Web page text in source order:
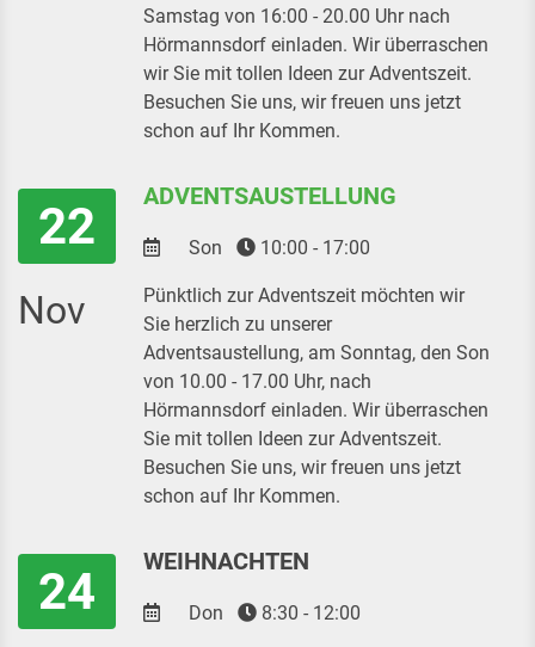
Samstag von 16:00 - 20.00 Uhr nach
Hörmannsdorf einladen. Wir überraschen
wir Sie mit tollen Ideen zur Adventszeit.
Besuchen Sie uns, wir freuen uns jetzt
schon auf Ihr Kommen.
22
Nov
ADVENTSAUSTELLUNG
Son 10:00 - 17:00
Pünktlich zur Adventszeit möchten wir
Sie herzlich zu unserer
Adventsaustellung, am Sonntag, den Son
von 10.00 - 17.00 Uhr, nach
Hörmannsdorf einladen. Wir überraschen
Sie mit tollen Ideen zur Adventszeit.
Besuchen Sie uns, wir freuen uns jetzt
schon auf Ihr Kommen.
24
WEIHNACHTEN
Don 8:30 - 12:00